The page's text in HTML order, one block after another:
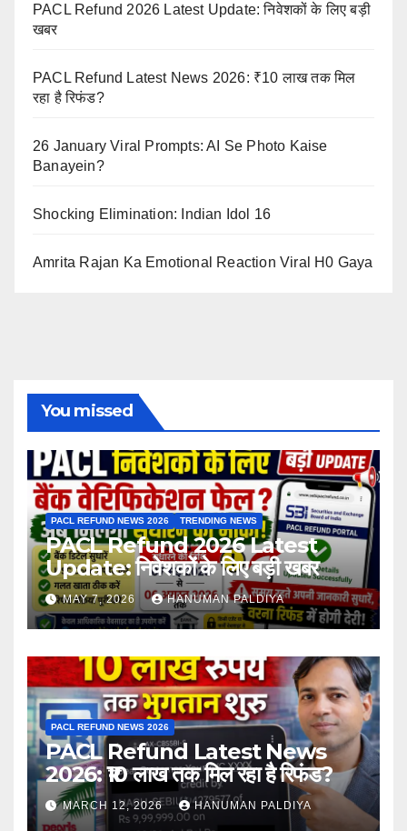
PACL Refund 2026 Latest Update: निवेशकों के लिए बड़ी
खबर
PACL Refund Latest News 2026: ₹10 लाख तक मिल
रहा है रिफंड?
26 January Viral Prompts: AI Se Photo Kaise
Banayein?
Shocking Elimination: Indian Idol 16
Amrita Rajan Ka Emotional Reaction Viral H0 Gaya
You missed
PACL REFUND NEWS 2026 TRENDING NEWS
PACL Refund 2026 Latest
Update: निवेशकों के लिए बड़ी खबर
MAY 7, 2026 HANUMAN PALDIYA
PACL REFUND NEWS 2026
PACL Refund Latest News
2026: ₹10 लाख तक मिल रहा है रिफंड?
MARCH 12, 2026 HANUMAN PALDIYA